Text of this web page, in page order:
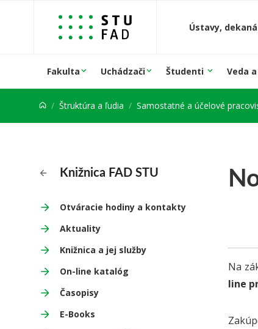
Prejsť na obsah
Ústavy,
Fakulta Uchádzači Študenti Veda
Štruktúra a ľudia Samostatné a účelové
Knižnica FAD STU
Otváracie hodiny a kontakty
Aktuality
Knižnica a jej služby
On-line katalóg
Časopisy
E-Books
Na
line